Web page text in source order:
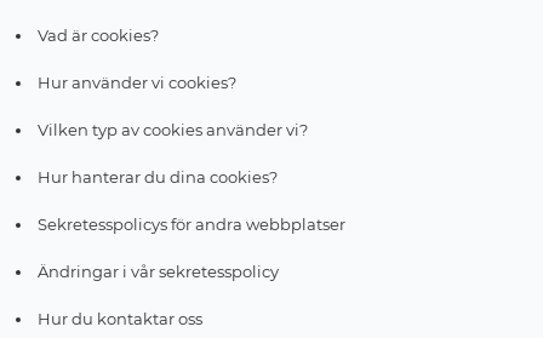
Vad är cookies?
Hur använder vi cookies?
Vilken typ av cookies använder vi?
Hur hanterar du dina cookies?
Sekretesspolicys för andra webbplatser
Ändringar i vår sekretesspolicy
Hur du kontaktar oss